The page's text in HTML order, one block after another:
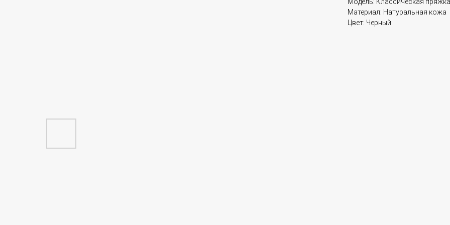
Модель: Классическая пряжка
Материал: Натуральная кожа
Цвет: Черный